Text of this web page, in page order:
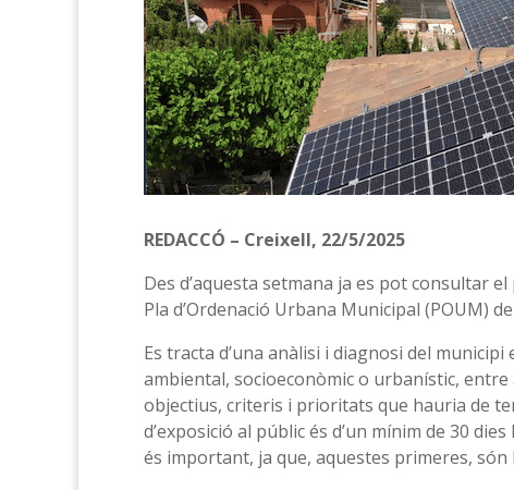
REDACCÓ – Creixell, 22/5/2025
Des d’aquesta setmana ja es pot consultar
Pla d’Ordenació Urbana Municipal (POUM)
Es tracta d’una anàlisi i diagnosi del
ambiental, socioeconòmic o urbanístic,
objectius, criteris i prioritats que hauria de
d’exposició al públic és d’un mínim de 30
és important, ja que, aquestes primeres,